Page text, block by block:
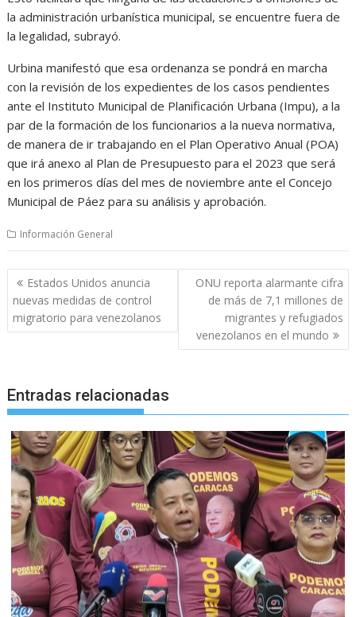
la administración urbanística municipal, se encuentre fuera de
la legalidad, subrayó.
Urbina manifestó que esa ordenanza se pondrá en marcha
con la revisión de los expedientes de los casos pendientes
ante el Instituto Municipal de Planificación Urbana (Impu), a la
par de la formación de los funcionarios a la nueva normativa,
de manera de ir trabajando en el Plan Operativo Anual (POA)
que irá anexo al Plan de Presupuesto para el 2023 que será
en los primeros días del mes de noviembre ante el Concejo
Municipal de Páez para su análisis y aprobación.
Información General
Navegación
de
entradas
Estados Unidos anuncia
nuevas medidas de control
migratorio para venezolanos
ONU reporta alarmante cifra
de más de 7,1 millones de
migrantes y refugiados
venezolanos en el mundo
Entradas relacionadas